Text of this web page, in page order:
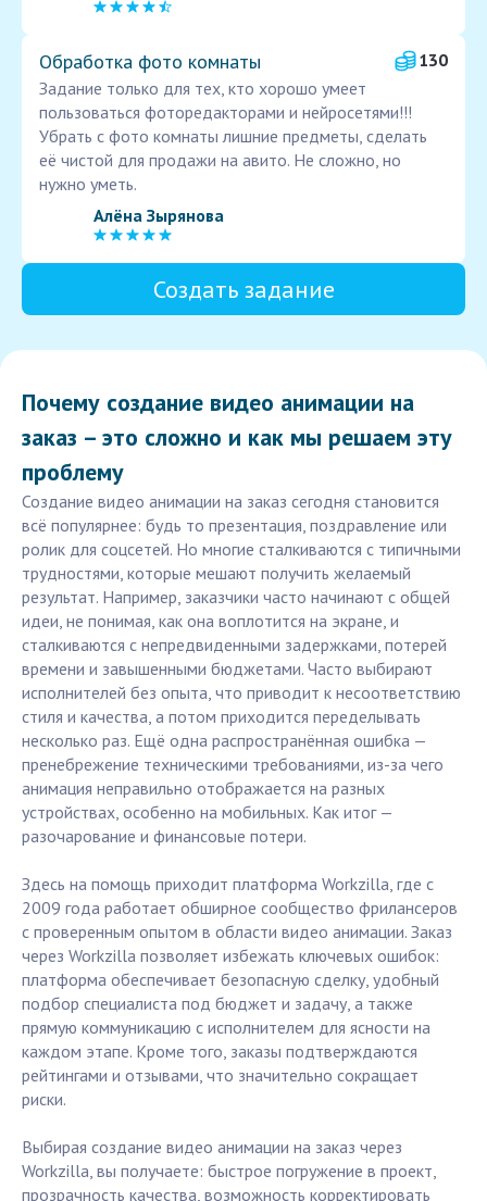
Обработка фото комнаты
130
Задание только для тех, кто хорошо умеет
пользоваться фоторедакторами и нейросетями!!!
Убрать с фото комнаты лишние предметы, сделать
её чистой для продажи на авито. Не сложно, но
нужно уметь.
Алёна Зырянова
Создать задание
Почему создание видео анимации на
заказ – это сложно и как мы решаем эту
проблему
Создание видео анимации на заказ сегодня становится
всё популярнее: будь то презентация, поздравление или
ролик для соцсетей. Но многие сталкиваются с типичными
трудностями, которые мешают получить желаемый
результат. Например, заказчики часто начинают с общей
идеи, не понимая, как она воплотится на экране, и
сталкиваются с непредвиденными задержками, потерей
времени и завышенными бюджетами. Часто выбирают
исполнителей без опыта, что приводит к несоответствию
стиля и качества, а потом приходится переделывать
несколько раз. Ещё одна распространённая ошибка —
пренебрежение техническими требованиями, из-за чего
анимация неправильно отображается на разных
устройствах, особенно на мобильных. Как итог —
разочарование и финансовые потери.
Здесь на помощь приходит платформа Workzilla, где с
2009 года работает обширное сообщество фрилансеров
с проверенным опытом в области видео анимации. Заказ
через Workzilla позволяет избежать ключевых ошибок:
платформа обеспечивает безопасную сделку, удобный
подбор специалиста под бюджет и задачу, а также
прямую коммуникацию с исполнителем для ясности на
каждом этапе. Кроме того, заказы подтверждаются
рейтингами и отзывами, что значительно сокращает
риски.
Выбирая создание видео анимации на заказ через
Workzilla, вы получаете: быстрое погружение в проект,
прозрачность качества, возможность корректировать